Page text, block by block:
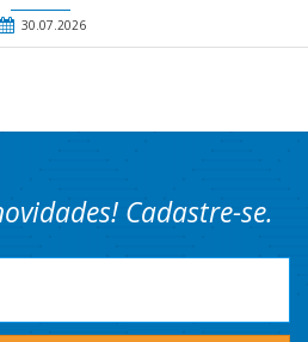
30.07.2026
Cadastre-se.